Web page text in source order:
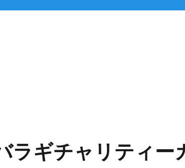
ラギチャリティー